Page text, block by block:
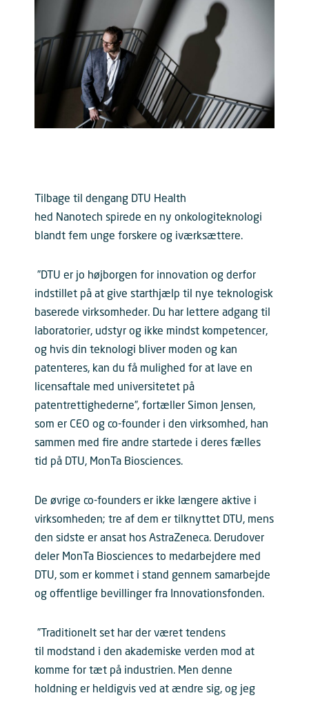
Tilbage til dengang DTU Health
hed Nanotech spirede en ny onkologiteknologi
blandt fem unge forskere og iværksættere.
”DTU er jo højborgen for innovation og derfor
indstillet på at give starthjælp til nye teknologisk
baserede virksomheder. Du har lettere adgang til
laboratorier, udstyr og ikke mindst kompetencer,
og hvis din teknologi bliver moden og kan
patenteres, kan du få mulighed for at lave en
licensaftale med universitetet på
patentrettighederne”, fortæller Simon Jensen,
som er CEO og co-founder i den virksomhed, han
sammen med fire andre startede i deres fælles
tid på DTU, MonTa Biosciences.
De øvrige co-founders er ikke længere aktive i
virksomheden; tre af dem er tilknyttet DTU, mens
den sidste er ansat hos AstraZeneca. Derudover
deler MonTa Biosciences to medarbejdere med
DTU, som er kommet i stand gennem samarbejde
og offentlige bevillinger fra Innovationsfonden.
”Traditionelt set har der været tendens
til modstand i den akademiske verden mod at
komme for tæt på industrien. Men denne
holdning er heldigvis ved at ændre sig, og jeg